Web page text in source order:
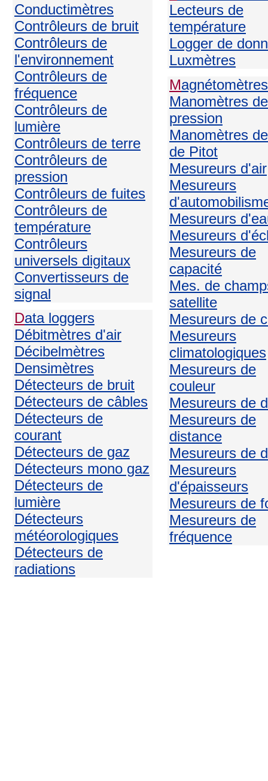
Conductimètres
Contrôleurs de bruit
Contrôleurs de
l'environnement
Contrôleurs de
fréquence
Contrôleurs de
lumière
Contrôleurs de terre
Contrôleurs de
pression
Contrôleurs de fuites
Contrôleurs de
température
Contrôleurs
universels digitaux
Convertisseurs de
signal
Data loggers
Débitmètres d'air
Décibelmètres
Densimètres
Détecteurs de bruit
Détecteurs de câbles
Détecteurs de
courant
Détecteurs de gaz
Détecteurs mono gaz
Détecteurs de
lumière
Détecteurs
météorologiques
Détecteurs de
radiations
Lecteurs de
température
Logger de
Luxmètres
Magnétomètres
Manomètres de
pression
Manomètres
de Pitot
Mesureurs d'air
Mesureurs
Mesureurs
Mesureurs
Mesureurs de
capacité
Mes. de
satellite
Mesureurs de
Mesureurs
climatologiques
Mesureurs de
couleur
Mesureurs de
Mesureurs de
distance
Mesureurs de
Mesureurs
d'épaisseurs
Mesureurs de
Mesureurs de
fréquence